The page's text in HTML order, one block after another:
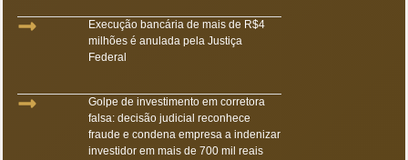
Execução bancária de mais de R$4
milhões é anulada pela Justiça
Federal
Golpe de investimento em corretora
falsa: decisão judicial reconhece
fraude e condena empresa a indenizar
investidor em mais de 700 mil reais